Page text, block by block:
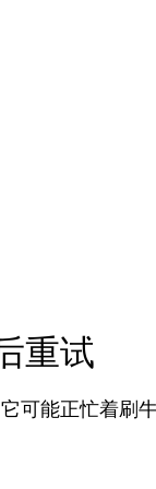
重试
可能正忙着刷